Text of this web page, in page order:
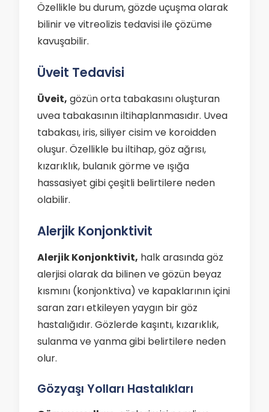
Özellikle bu durum, gözde uçuşma olarak
bilinir ve vitreolizis tedavisi ile çözüme
kavuşabilir.
Üveit Tedavisi
Üveit, gözün orta tabakasını oluşturan
uvea tabakasının iltihaplanmasıdır. Uvea
tabakası, iris, siliyer cisim ve koroidden
oluşur. Özellikle bu iltihap, göz ağrısı,
kızarıklık, bulanık görme ve ışığa
hassasiyet gibi çeşitli belirtilere neden
olabilir.
Alerjik Konjonktivit
Alerjik Konjonktivit, halk arasında göz
alerjisi olarak da bilinen ve gözün beyaz
kısmını (konjonktiva) ve kapaklarının içini
saran zarı etkileyen yaygın bir göz
hastalığıdır. Gözlerde kaşıntı, kızarıklık,
sulanma ve yanma gibi belirtilere neden
olur.
Gözyaşı Yolları Hastalıkları